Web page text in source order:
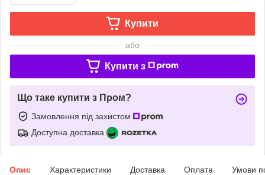
Купити
або
Купити з
Що таке купити з Пром?
Замовлення під захистом
Доступна доставка
Опис Характеристики Доставка Оплата Умови